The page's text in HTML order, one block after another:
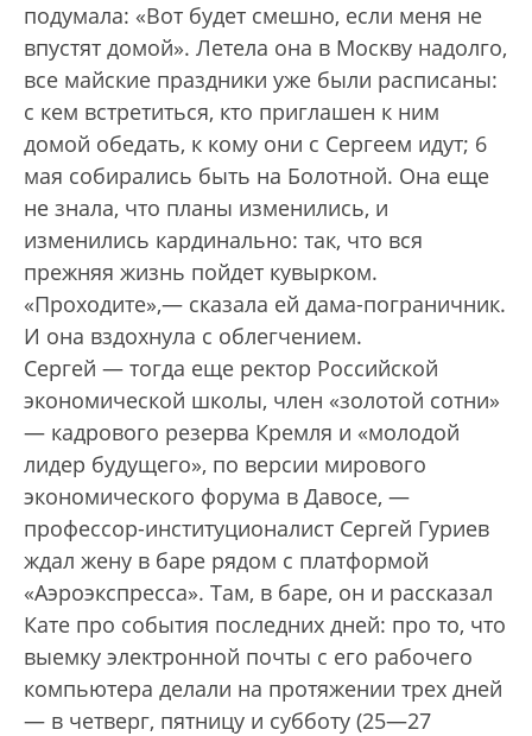
подумала: «Вот будет смешно, если меня не
впустят домой». Летела она в Москву надолго,
все майские праздники уже были расписаны:
с кем встретиться, кто приглашен к ним
домой обедать, к кому они с Сергеем идут; 6
мая собирались быть на Болотной. Она еще
не знала, что планы изменились, и
изменились кардинально: так, что вся
прежняя жизнь пойдет кувырком.
«Проходите»,— сказала ей дама-пограничник.
И она вздохнула с облегчением.
Сергей — тогда еще ректор Российской
экономической школы, член «золотой сотни»
— кадрового резерва Кремля и «молодой
лидер будущего», по версии мирового
экономического форума в Давосе, —
профессор-институционалист Сергей Гуриев
ждал жену в баре рядом с платформой
«Аэроэкспресса». Там, в баре, он и рассказал
Кате про события последних дней: про то, что
выемку электронной почты с его рабочего
компьютера делали на протяжении трех дней
— в четверг, пятницу и субботу (25—27